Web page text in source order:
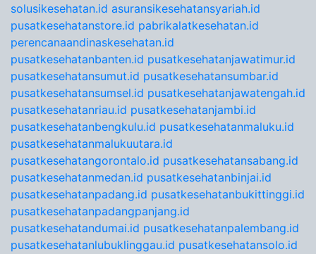
solusikesehatan.id asuransikesehatansyariah.id
pusatkesehatanstore.id pabrikalatkesehatan.id
perencanaandinaskesehatan.id
pusatkesehatanbanten.id pusatkesehatanjawatimur.id
pusatkesehatansumut.id pusatkesehatansumbar.id
pusatkesehatansumsel.id pusatkesehatanjawatengah.id
pusatkesehatanriau.id pusatkesehatanjambi.id
pusatkesehatanbengkulu.id pusatkesehatanmaluku.id
pusatkesehatanmalukuutara.id
pusatkesehatangorontalo.id pusatkesehatansabang.id
pusatkesehatanmedan.id pusatkesehatanbinjai.id
pusatkesehatanpadang.id pusatkesehatanbukittinggi.id
pusatkesehatanpadangpanjang.id
pusatkesehatandumai.id pusatkesehatanpalembang.id
pusatkesehatanlubuklinggau.id pusatkesehatansolo.id